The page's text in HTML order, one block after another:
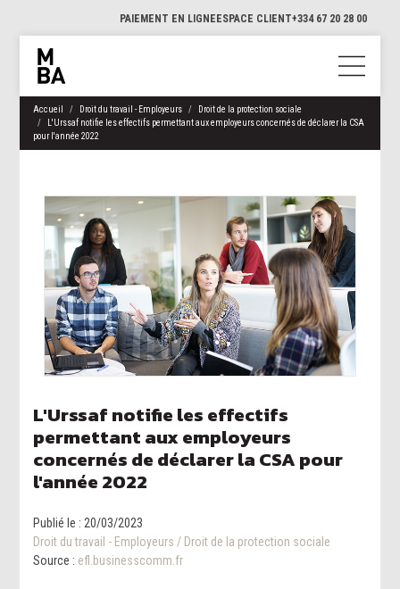
PAIEMENT EN LIGNEESPACE CLIENT+334 67 20 28 00
Accueil Droit du travail - Employeurs
Droit de la protection sociale
L'Urssaf notifie les effectifs permettant aux employeurs concernés de déclarer la CSA
pour l'année 2022
L'Urssaf notifie les effectifs
permettant aux employeurs
concernés de déclarer la CSA pour
l'année 2022
Publié le : 20/03/2023
Droit du travail - Employeurs / Droit de la protection sociale
Source : efl.businesscomm.fr